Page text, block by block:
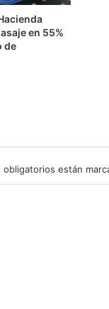
en 55%
de
obligatorios están